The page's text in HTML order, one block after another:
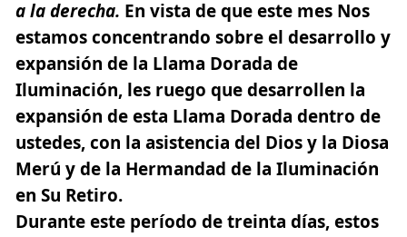
a la derecha. En vista de que este mes Nos
estamos concentrando sobre el desarrollo y
expansión de la Llama Dorada de
Iluminación, les ruego que desarrollen la
expansión de esta Llama Dorada dentro de
ustedes, con la asistencia del Dios y la Diosa
Merú y de la Hermandad de la Iluminación
en Su Retiro.
Durante este período de treinta días, estos